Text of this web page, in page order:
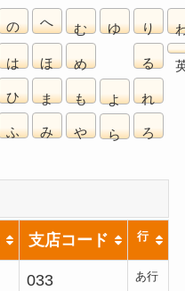
の
は
ひ
ふ
へ
ほ
ま
み
む
め
も
や
ゆ
よ
ら
り
る
れ
ろ
支店コード 行
033 あ行